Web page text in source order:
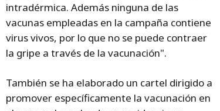
intradérmica. Además ninguna de las
vacunas empleadas en la campaña contiene
virus vivos, por lo que no se puede contraer
la gripe a través de la vacunación".
También se ha elaborado un cartel dirigido a
promover específicamente la vacunación en